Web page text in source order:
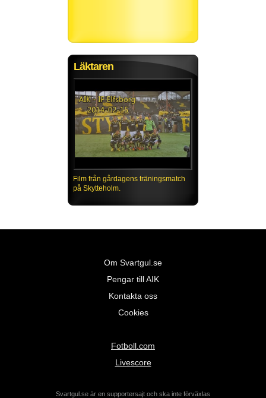
Läktaren
Film från gårdagens träningsmatch
på Skytteholm.
Om Svartgul.se
Pengar till AIK
Kontakta oss
Cookies
Fotboll.com
Livescore
Svartgul.se är en supportersajt och ska inte förväxlas